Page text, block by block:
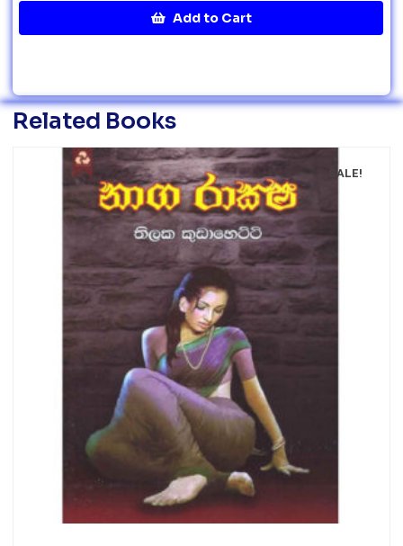
Add to Cart
Related Books
SALE!